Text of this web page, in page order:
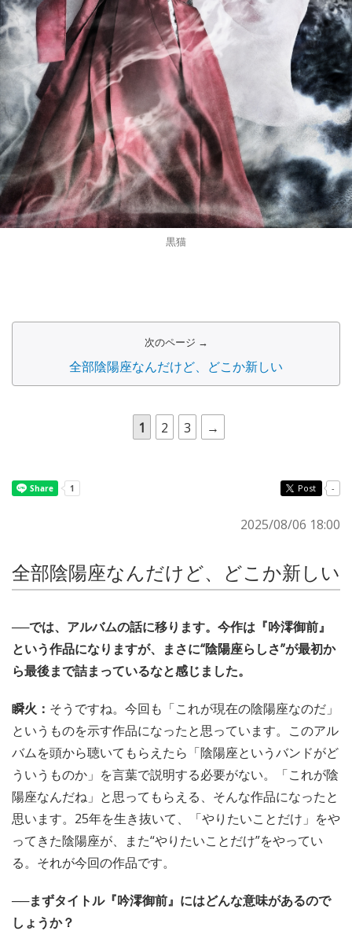
黒猫
次のページ →
全部陰陽座なんだけど、どこか新しい
1 2 3 →
Post -
2025/08/06 18:00
全部陰陽座なんだけど、どこか新しい
──では、アルバムの話に移ります。今作は『吟澪御前』
という作品になりますが、まさに“陰陽座らしさ”が最初か
ら最後まで詰まっているなと感じました。
瞬火： そうですね。今回も「これが現在の陰陽座なのだ」
というものを示す作品になったと思っています。このアル
バムを頭から聴いてもらえたら「陰陽座というバンドがど
ういうものか」を言葉で説明する必要がない。「これが陰
陽座なんだね」と思ってもらえる、そんな作品になったと
思います。25年を生き抜いて、「やりたいことだけ」をや
ってきた陰陽座が、また“やりたいことだけ”をやってい
る。それが今回の作品です。
──まずタイトル『吟澪御前』にはどんな意味があるので
しょうか？